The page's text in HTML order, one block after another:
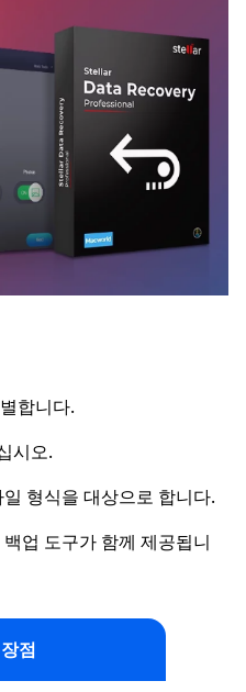
합니다.
시오.
형식을 대상으로 합니다.
업 도구가 함께 제공됩니
장점